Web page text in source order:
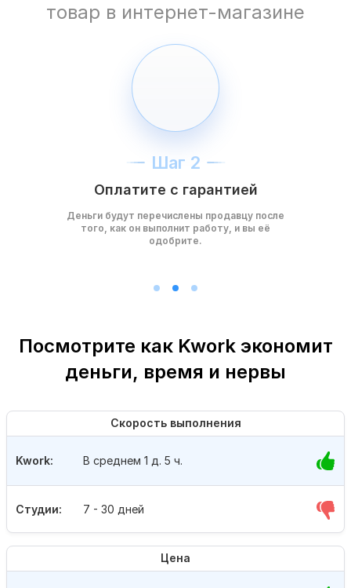
товар в интернет-магазине
Шаг 2
Оплатите с гарантией
Деньги будут перечислены продавцу после
того, как он выполнит работу, и вы её
одобрите.
Посмотрите как Kwork экономит
деньги, время и нервы
Скорость выполнения
Студии: 7 - 30 дней
Kwork: В среднем 1 д. 5 ч.
Цена